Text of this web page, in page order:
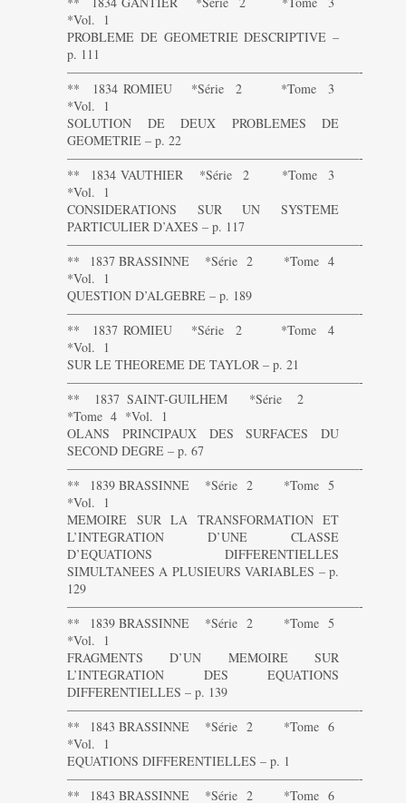
*Vol. 1
PROBLEME DE GEOMETRIE DESCRIPTIVE –
p. 111
———————————————————————-
** 1834 ROMIEU *Série 2 *Tome 3
*Vol. 1
SOLUTION DE DEUX PROBLEMES DE
GEOMETRIE – p. 22
———————————————————————-
** 1834 VAUTHIER *Série 2 *Tome 3
*Vol. 1
CONSIDERATIONS SUR UN SYSTEME
PARTICULIER D’AXES – p. 117
———————————————————————-
** 1837 BRASSINNE *Série 2 *Tome 4
*Vol. 1
QUESTION D’ALGEBRE – p. 189
———————————————————————-
** 1837 ROMIEU *Série 2 *Tome 4
*Vol. 1
SUR LE THEOREME DE TAYLOR – p. 21
———————————————————————-
** 1837 SAINT-GUILHEM *Série 2
*Tome 4 *Vol. 1
OLANS PRINCIPAUX DES SURFACES DU
SECOND DEGRE – p. 67
———————————————————————-
** 1839 BRASSINNE *Série 2 *Tome 5
*Vol. 1
MEMOIRE SUR LA TRANSFORMATION ET
L’INTEGRATION D’UNE CLASSE
D’EQUATIONS DIFFERENTIELLES
SIMULTANEES A PLUSIEURS VARIABLES – p.
129
———————————————————————-
** 1839 BRASSINNE *Série 2 *Tome 5
*Vol. 1
FRAGMENTS D’UN MEMOIRE SUR
L’INTEGRATION DES EQUATIONS
DIFFERENTIELLES – p. 139
———————————————————————-
** 1843 BRASSINNE *Série 2 *Tome 6
*Vol. 1
EQUATIONS DIFFERENTIELLES – p. 1
———————————————————————-
** 1843 BRASSINNE *Série 2 *Tome 6